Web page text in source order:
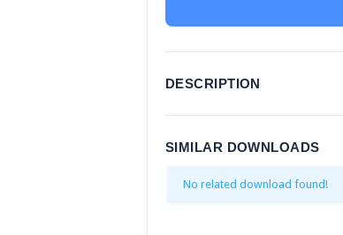
DESCRIPTION
SIMILAR DOWNLOADS
No related download found!